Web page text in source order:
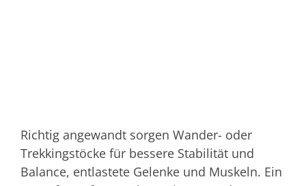
Richtig angewandt sorgen Wander- oder
Trekkingstöcke für bessere Stabilität und
Balance, entlastete Gelenke und Muskeln. Ein